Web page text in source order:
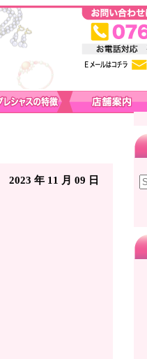
2023 年 11 月 09 日